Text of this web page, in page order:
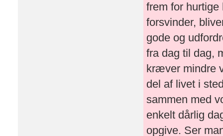
frem for
forsvinder,
gode og
fra dag til dag,
kræver mindre
del af livet i
sammen med
enkelt dårlig
opgive. Ser